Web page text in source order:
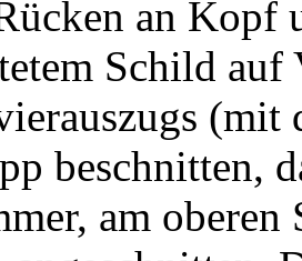
an Kopf
Schild auf
(mit
beschnitten,
am